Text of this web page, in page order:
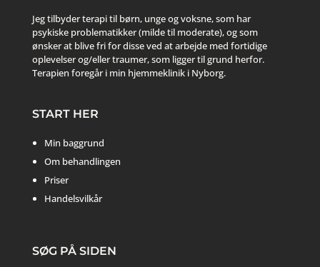
Jeg tilbyder terapi til børn, unge og voksne, som har
psykiske problematikker (milde til moderate), og som
ønsker at blive fri for disse ved at arbejde med fortidige
oplevelser og/eller traumer, som ligger til grund herfor.
Terapien foregår i min hjemmeklinik i Nyborg.
START HER
Min baggrund
Om behandlingen
Priser
Handelsvilkår
SØG PÅ SIDEN